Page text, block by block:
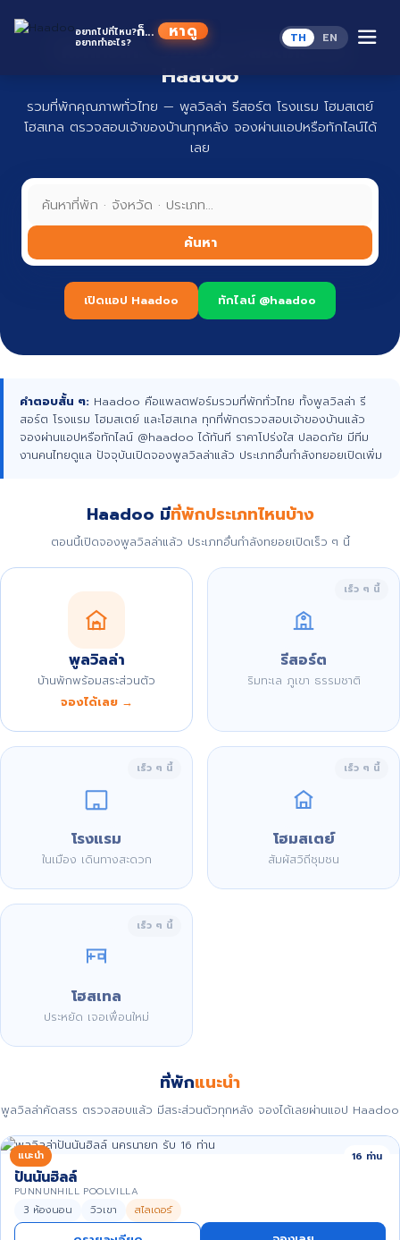
อยากไปที่ไหน?
อยากทำอะไร?
ก็... หาดู TH EN
ที่พักทั่วไทย จองง่าย ปลอดภัย กับ
Haadoo
รวมที่พักคุณภาพทั่วไทย — พูลวิลล่า รีสอร์ต โรงแรม โฮมสเตย์
โฮสเทล ตรวจสอบเจ้าของบ้านทุกหลัง จองผ่านแอปหรือทักไลน์ได้
เลย
ค้นหา
เปิดแอป Haadoo ทักไลน์ @haadoo
คำตอบสั้น ๆ: Haadoo คือแพลตฟอร์มรวมที่พักทั่วไทย ทั้งพูลวิลล่า รี
สอร์ต โรงแรม โฮมสเตย์ และโฮสเทล ทุกที่พักตรวจสอบเจ้าของบ้านแล้ว
จองผ่านแอปหรือทักไลน์ @haadoo ได้ทันที ราคาโปร่งใส ปลอดภัย มีทีม
งานคนไทยดูแล ปัจจุบันเปิดจองพูลวิลล่าแล้ว ประเภทอื่นกำลังทยอยเปิดเพิ่ม
Haadoo มีที่พักประเภทไหนบ้าง
ตอนนี้เปิดจองพูลวิลล่าแล้ว ประเภทอื่นกำลังทยอยเปิดเร็ว ๆ นี้
พูลวิลล่า
บ้านพักพร้อมสระส่วนตัว
จองได้เลย →
เร็ว ๆ นี้
รีสอร์ต
ริมทะเล ภูเขา ธรรมชาติ
เร็ว ๆ นี้
โรงแรม
ในเมือง เดินทางสะดวก
เร็ว ๆ นี้
โฮมสเตย์
สัมผัสวิถีชุมชน
เร็ว ๆ นี้
โฮสเทล
ประหยัด เจอเพื่อนใหม่
ที่พักแนะนำ
พูลวิลล่าคัดสรร ตรวจสอบแล้ว มีสระส่วนตัวทุกหลัง จองได้เลยผ่านแอป Haadoo
แนะนำ 16 ท่าน
ปันนันฮิลล์
PUNNUNHILL POOLVILLA
3 ห้องนอน วิวเขา สไลเดอร์